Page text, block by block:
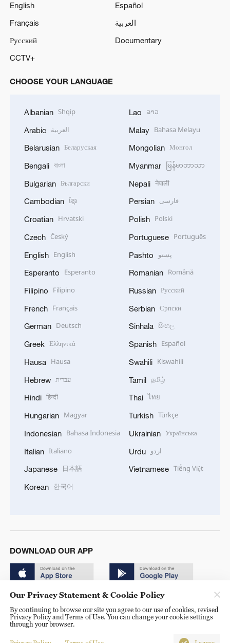
English
Español
Français
العربية
Русский
Documentary
CCTV+
CHOOSE YOUR LANGUAGE
Albanian Shqip
Arabic العربية
Belarusian Беларуская
Bengali বাংলা
Bulgarian Български
Cambodian ខ្មែរ
Croatian Hrvatski
Czech Český
English English
Esperanto Esperanto
Filipino Filipino
French Français
German Deutsch
Greek Ελληνικά
Hausa Hausa
Hebrew עברית
Hindi हिन्दी
Hungarian Magyar
Indonesian Bahasa Indonesia
Italian Italiano
Japanese 日本語
Korean 한국어
Lao ລາວ
Malay Bahasa Melayu
Mongolian Монгол
Myanmar မြန်မာဘာသာ
Nepali नेपाली
Persian فارسی
Polish Polski
Portuguese Português
Pashto پښتو
Romanian Română
Russian Русский
Serbian Српски
Sinhala සිංහල
Spanish Español
Swahili Kiswahili
Tamil தமிழ்
Thai ไทย
Turkish Türkçe
Ukrainian Українська
Urdu اردو
Vietnamese Tiếng Việt
DOWNLOAD OUR APP
© China Radio International.CRI. All Rights Reserved. 16A
Shijingshan Road, Beijing, China. 100040
Our Privacy Statement & Cookie Policy
By continuing to browse our site you agree to our use of cookies, revised
Privacy Policy and Terms of Use. You can change your cookie settings
through your browser.